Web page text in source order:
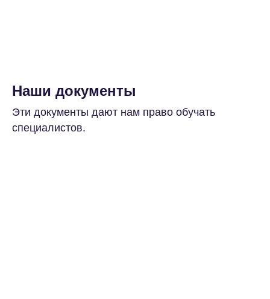
Наши документы
Эти документы дают нам право обучать
специалистов.